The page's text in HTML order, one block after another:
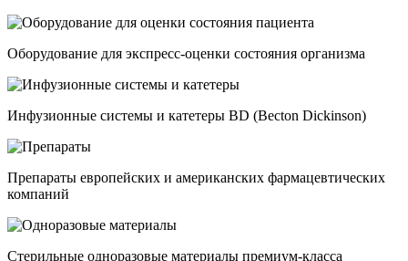
Оборудование для экспресс-оценки состояния организма
Инфузионные системы и катетеры BD (Becton Dickinson)
Препараты европейских и американских фармацевтических
компаний
Стерильные одноразовые материалы премиум-класса